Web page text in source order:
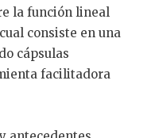
la función lineal
consiste en una
cápsulas
facilitadora